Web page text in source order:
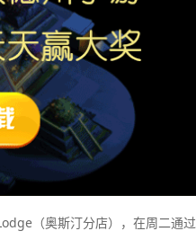
（奥斯汀分店），在周二通过